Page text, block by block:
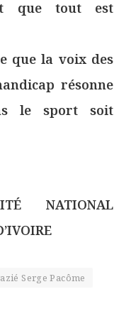
que tout est
que la voix des
résonne
le sport soit
NATIONAL
Serge Pacôme